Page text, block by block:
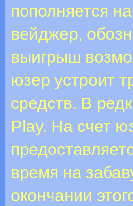
пополняется
вейджер,
выигрыш
юзер устроит
средств. В
Play. На счет
время на
окончании